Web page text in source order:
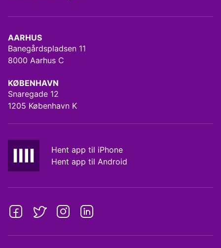
AARHUS
Banegårdspladsen 11
8000 Aarhus C
KØBENHAVN
Snaregade 12
1205 København K
Hent app til iPhone
Hent app til Android